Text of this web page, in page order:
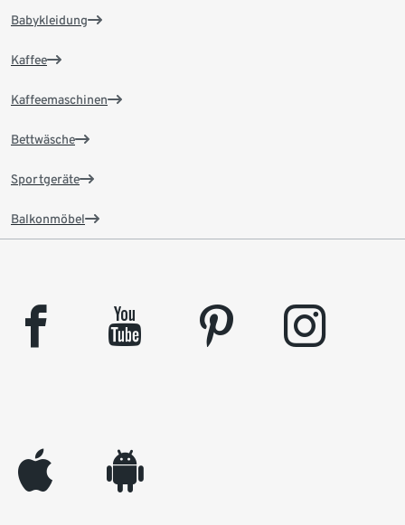
Babykleidung
Kaffee
Kaffeemaschinen
Bettwäsche
Sportgeräte
Balkonmöbel
facebook youtube pinterest instagram
appleinc android